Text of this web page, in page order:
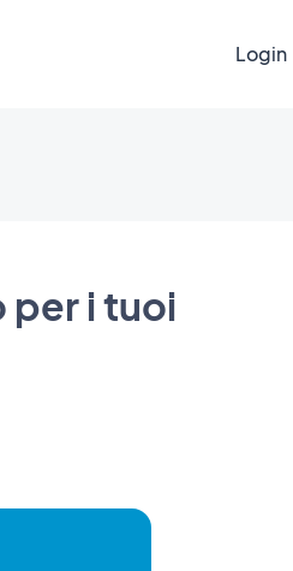
Login
i tuoi